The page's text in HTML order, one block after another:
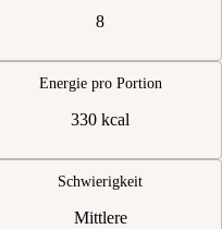
8
Energie pro Portion
330 kcal
Schwierigkeit
Mittlere